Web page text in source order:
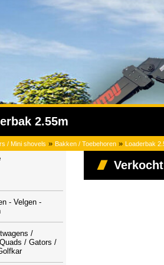
2.55m
/ Mini shovels » Bakken / Toebehoren » Loaderbak
- Velgen -
/
/ Gators /
Verkocht